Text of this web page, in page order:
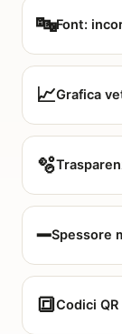
🔤Font:
📈Grafica
🫧
➖Spessore
🔳Codici